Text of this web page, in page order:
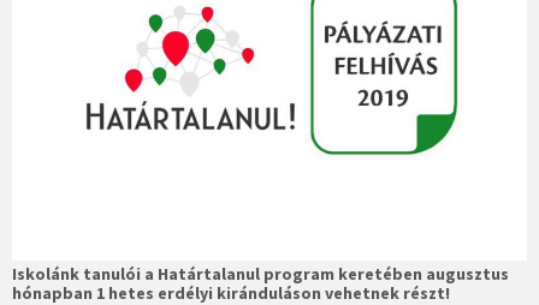
Iskolánk tanulói a Határtalanul program keretében augusztus
hónapban 1 hetes erdélyi kiránduláson vehetnek részt!